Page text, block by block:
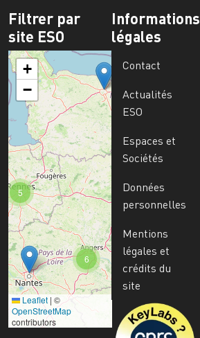
Filtrer par
site ESO
6
5
+
−
Leaflet | ©
OpenStreetMap
contributors
Informations
légales
Contact
Actualités
ESO
Espaces et
Sociétés
Données
personnelles
Mentions
légales et
crédits du
site
Image